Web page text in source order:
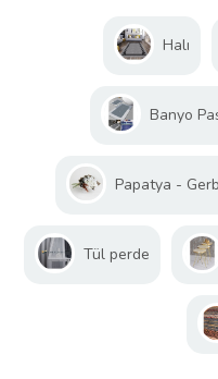
Halı
Banyo
Papatya -
Tül perde